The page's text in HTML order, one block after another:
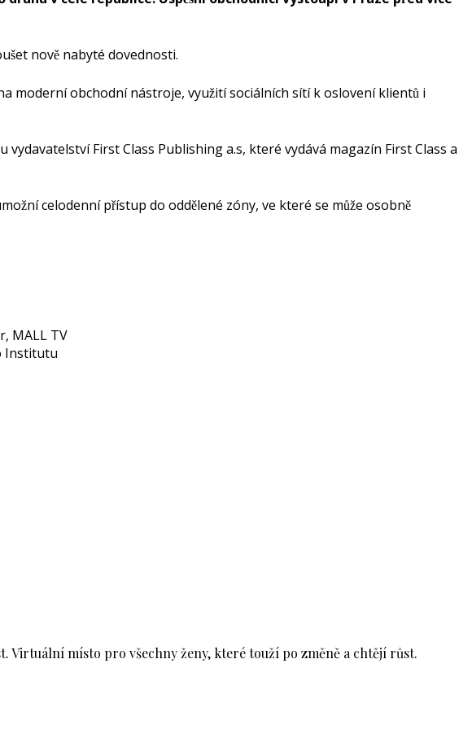
nově nabyté dovednosti.
moderní obchodní nástroje, využití sociálních sítí k oslovení klientů i
First Class Publishing a.s, které vydává magazín First Class a
celodenní přístup do oddělené zóny, ve které se může osobně
MALL TV
Institutu
Virtuální místo pro všechny ženy, které touží po změně a chtějí růst.